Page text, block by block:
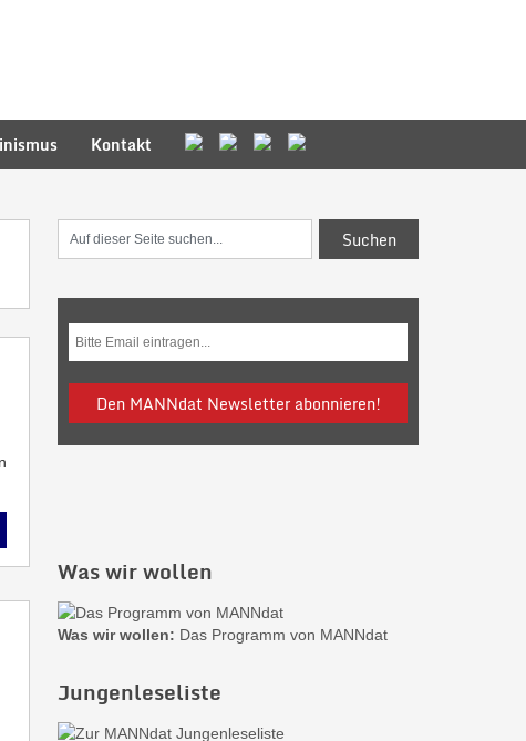
Kontakt
Was wir wollen
Was wir wollen: Das Programm von MANNdat
Jungenleseliste